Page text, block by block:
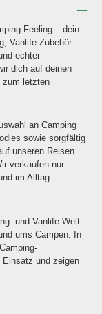
Feeling – dein
Vanlife Zubehör
echter
dich auf deinen
zum letzten
an Camping
sowie sorgfältig
unseren Reisen
verkaufen nur
im Alltag
und Vanlife-Welt
ums Campen. In
und zeigen